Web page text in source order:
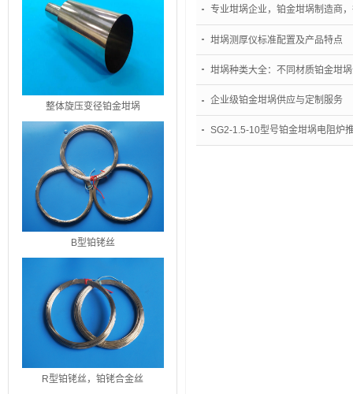
整体旋压变径铂金坩埚
B型铂铑丝
R型铂铑丝，铂铑合金丝
专业坩埚企业，铂金坩埚制造商
坩埚测厚仪标准配置及产品特点
坩埚种类大全：不同材质铂金坩
企业级铂金坩埚供应与定制服务
SG2-1.5-10型号铂金坩埚电阻炉